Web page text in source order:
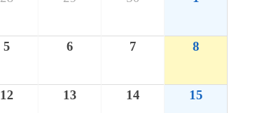
5 6 7 8
12 13 14 15